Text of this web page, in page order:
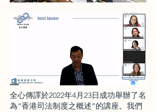
全心傳譯於2022年4月23日成功舉辦了名
為“香港司法制度之概述”的講座。我們